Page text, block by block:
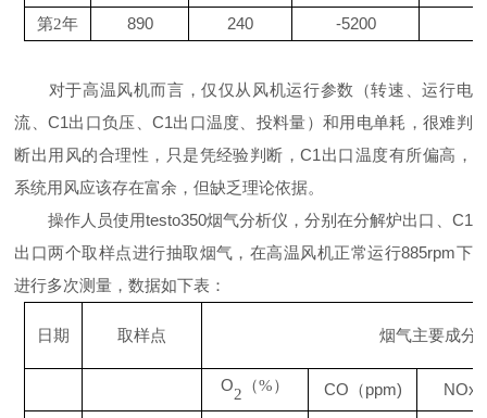
第2年 890 240 -5200
对于高温风机而言，仅仅从风机运行参数（转速、运行电
流、C1出口负压、C1出口温度、投料量）和用电单耗，很难判
断出用风的合理性，只是凭经验判断，C1出口温度有所偏高，
系统用风应该存在富余，但缺乏理论依据。
操作人员使用testo350烟气分析仪，分别在分解炉出口、C1
出口两个取样点进行抽取烟气，在高温风机正常运行885rpm下
进行多次测量，数据如下表：
日期 取样点 烟气主要成分
O2 （%） CO（ppm)